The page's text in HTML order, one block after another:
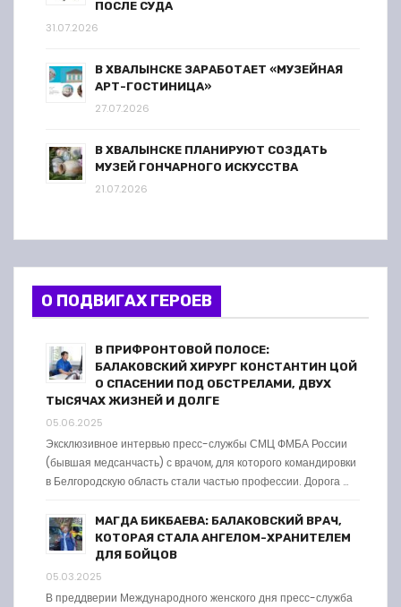
ПОСЛЕ СУДА
31.07.2026
В ХВАЛЫНСКЕ ЗАРАБОТАЕТ «МУЗЕЙНАЯ
АРТ-ГОСТИНИЦА»
27.07.2026
В ХВАЛЫНСКЕ ПЛАНИРУЮТ СОЗДАТЬ
МУЗЕЙ ГОНЧАРНОГО ИСКУССТВА
21.07.2026
О ПОДВИГАХ ГЕРОЕВ
В ПРИФРОНТОВОЙ ПОЛОСЕ:
БАЛАКОВСКИЙ ХИРУРГ КОНСТАНТИН ЦОЙ
О СПАСЕНИИ ПОД ОБСТРЕЛАМИ, ДВУХ
ТЫСЯЧАХ ЖИЗНЕЙ И ДОЛГЕ
05.06.2025
Эксклюзивное интервью пресс-службы СМЦ ФМБА России
(бывшая медсанчасть) с врачом, для которого командировки
в Белгородскую область стали частью профессии. Дорога …
МАГДА БИКБАЕВА: БАЛАКОВСКИЙ ВРАЧ,
КОТОРАЯ СТАЛА АНГЕЛОМ-ХРАНИТЕЛЕМ
ДЛЯ БОЙЦОВ
05.03.2025
В преддверии Международного женского дня пресс-служба